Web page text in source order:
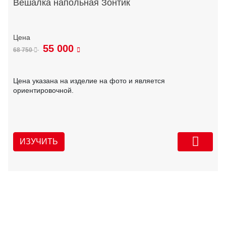
Вешалка напольная Зонтик
68 750 55 000
Цена указана на изделие на фото и является
ориентировочной.
ИЗУЧИТЬ